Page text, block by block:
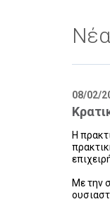
08/02/
Η
Με την